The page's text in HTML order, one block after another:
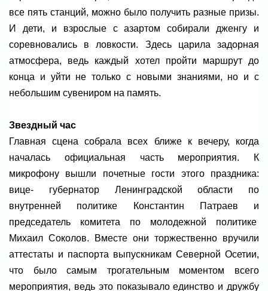
все пять станций, можно было получить разные призы.
И дети, и взрослые с азартом собирали дженгу и
соревновались в ловкости. Здесь царила задорная
атмосфера, ведь каждый хотел пройти маршрут до
конца и уйти не только с новыми знаниями, но и с
небольшим сувениром на память.
Звездный час
Главная сцена собрала всех ближе к вечеру, когда
началась официальная часть мероприятия. К
микрофону вышли почетные гости этого праздника:
вице- губернатор Ленинградской области по
внутренней политике Константин Патраев и
председатель комитета по молодежной политике
Михаил Соколов. Вместе они торжественно вручили
аттестаты и паспорта выпускникам Северной Осетии,
что было самым трогательным моментом всего
мероприятия, ведь это показывало единство и дружбу